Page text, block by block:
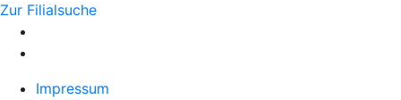
Zur Filialsuche
Impressum